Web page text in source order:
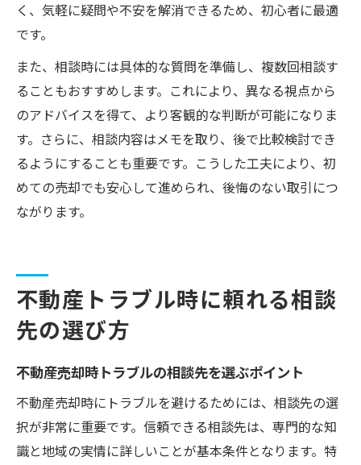
く、気軽に疑問や不安を解消できるため、初心者に最適
です。
また、相談時には具体的な質問を準備し、複数回相談す
ることもおすすめします。これにより、異なる視点から
のアドバイスを得て、より客観的な判断が可能になりま
す。さらに、相談内容はメモを取り、後で比較検討でき
るようにすることも重要です。こうした工夫により、初
めての売却でも安心して進められ、後悔のない取引につ
ながります。
不動産トラブル時に頼れる相談
先の選び方
不動産売却時トラブルの相談先を選ぶポイント
不動産売却時にトラブルを避けるためには、相談先の選
択が非常に重要です。信頼できる相談先は、専門的な知
識と地域の実情に詳しいことが基本条件となります。特